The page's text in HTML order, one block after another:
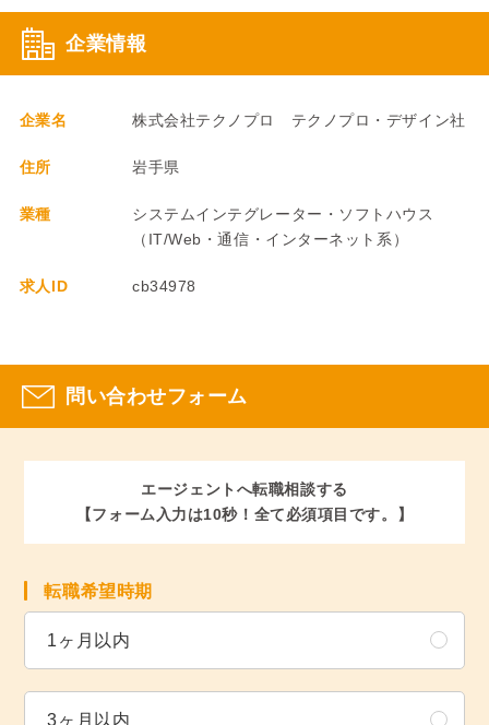
企業情報
企業名 株式会社テクノプロ テクノプロ・デザイン社
住所 岩手県
業種
システムインテグレーター・ソフトハウス
（IT/Web・通信・インターネット系）
求人ID cb34978
問い合わせフォーム
エージェントへ転職相談する
【フォーム入力は10秒！全て必須項目です。】
転職希望時期
1ヶ月以内
3ヶ月以内